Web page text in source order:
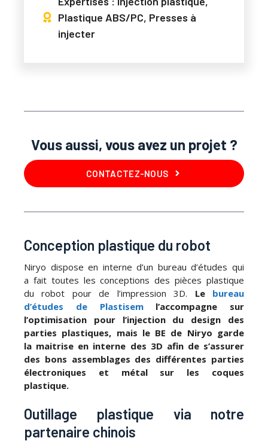
Plastique ABS/PC, Presses à
injecter
Vous aussi, vous avez un projet ?
CONTACTEZ-NOUS
Conception plastique du robot
Niryo dispose en interne d’un bureau d’études qui
a fait toutes les conceptions des pièces plastique
du robot pour de l’impression 3D. Le bureau
d’études de Plastiseml’accompagne sur
l’optimisation pour l’injection du design des
parties plastiques, mais le BE de Niryo garde
la maitrise en interne des 3D afin de s’assurer
des bons assemblages des différentes parties
électroniques et métal sur les coques
plastique.
Outillage plastique via notre
partenaire chinois